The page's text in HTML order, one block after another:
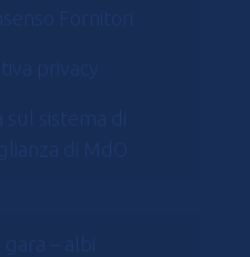
Fornitori
privacy
sul sistema di
di MdO
gara – albi